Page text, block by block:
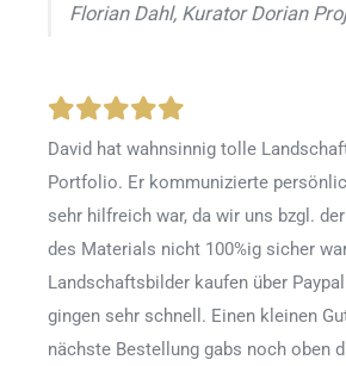
Florian Dahl, Kurator Dorian
David hat wahnsinnig tolle
Portfolio. Er kommunizierte
sehr hilfreich war, da wir uns bzgl.
des Materials nicht 100%ig sicher
Landschaftsbilder kaufen über
gingen sehr schnell. Einen kleinen
nächste Bestellung gabs noch oben